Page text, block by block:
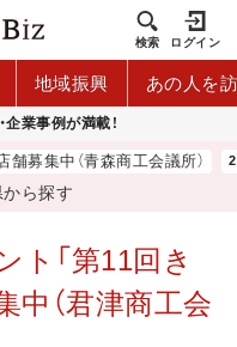
検索 ログイン
地域振興 あの人を
業事例が満載！
募集中（青森商工会議所）
ら探す
ト「第11回き
中（君津商工会